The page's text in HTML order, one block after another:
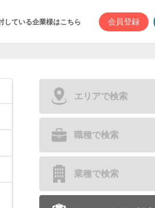
している企業様はこちら 会員登録
エリアで検索
職種で検索
業種で検索